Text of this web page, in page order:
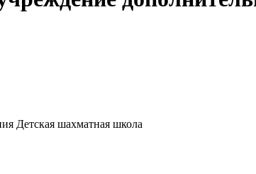
Детская шахматная школа